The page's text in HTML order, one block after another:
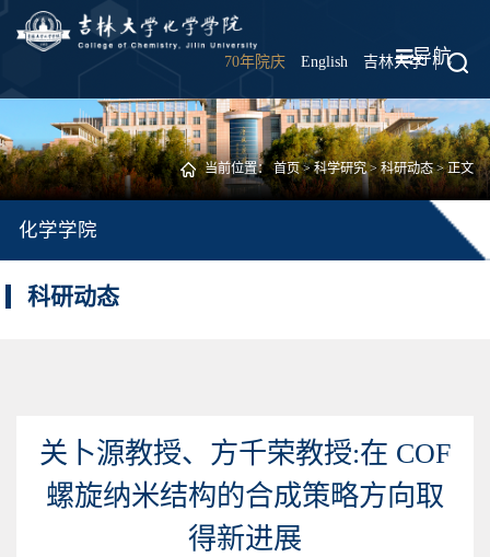
70年院庆 English 吉林大学 |
导航
当前位置：首页>科学研究>科研动态> 正文
化学学院
科研动态
关卜源教授、方千荣教授:在 COF
螺旋纳米结构的合成策略方向取
得新进展